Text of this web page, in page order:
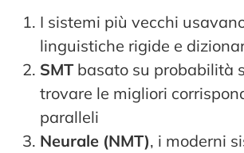
I sistemi più vecchi
linguistiche rigide e
SMT basato su probabilità
trovare le migliori
paralleli
Neurale (NMT), i moderni